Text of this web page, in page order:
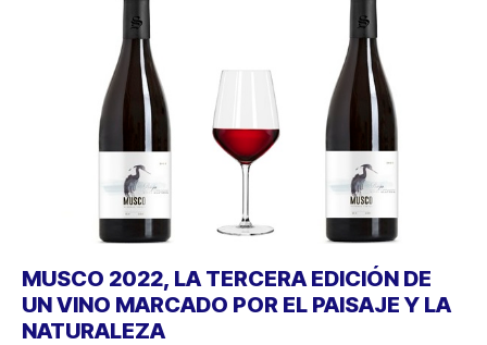
MUSCO 2022, LA TERCERA EDICIÓN DE
UN VINO MARCADO POR EL PAISAJE Y LA
NATURALEZA